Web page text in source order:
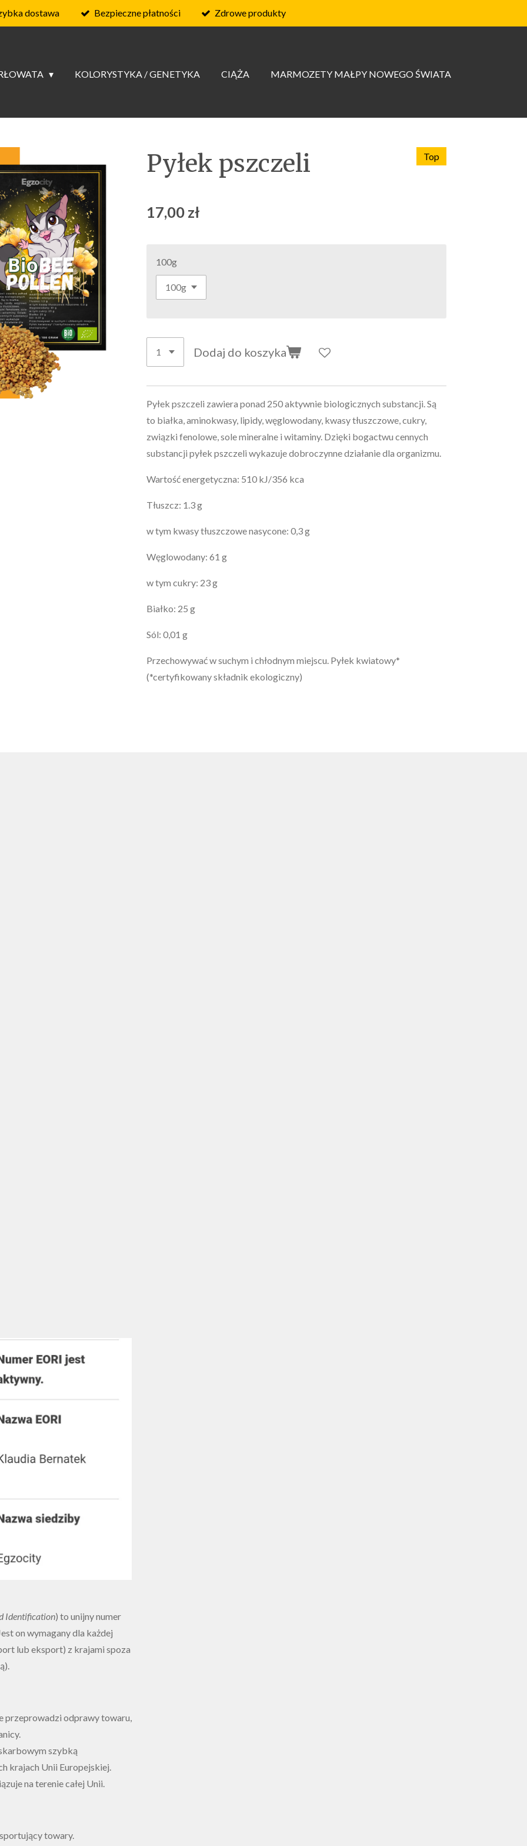
dostawa Bezpieczne płatności Zdrowe produkty
KOLORYSTYKA / GENETYKA CIĄŻA MARMOZETY MAŁPY NOWEGO ŚWIATA
Pyłek pszczeli Top
17,00 zł
100g
Dodaj do koszyka
Pyłek pszczeli zawiera ponad 250 aktywnie biologicznych substancji. Są
to białka, aminokwasy, lipidy, węglowodany, kwasy tłuszczowe, cukry,
związki fenolowe, sole mineralne i witaminy. Dzięki bogactwu cennych
substancji pyłek pszczeli wykazuje dobroczynne działanie dla organizmu.
Wartość energetyczna: 510 kJ/356 kca
Tłuszcz: 1.3 g
w tym kwasy tłuszczowe nasycone: 0,3 g
Węglowodany: 61 g
w tym cukry: 23 g
Białko: 25 g
Sól: 0,01 g
Przechowywać w suchym i chłodnym miejscu. Pyłek kwiatowy*
(*certyfikowany składnik ekologiczny)
Identification) to unijny numer
on wymagany dla każdej
lub eksport) z krajami spoza
przeprowadzi odprawy towaru,
szybką
krajach Unii Europejskiej.
na terenie całej Unii.
towary.